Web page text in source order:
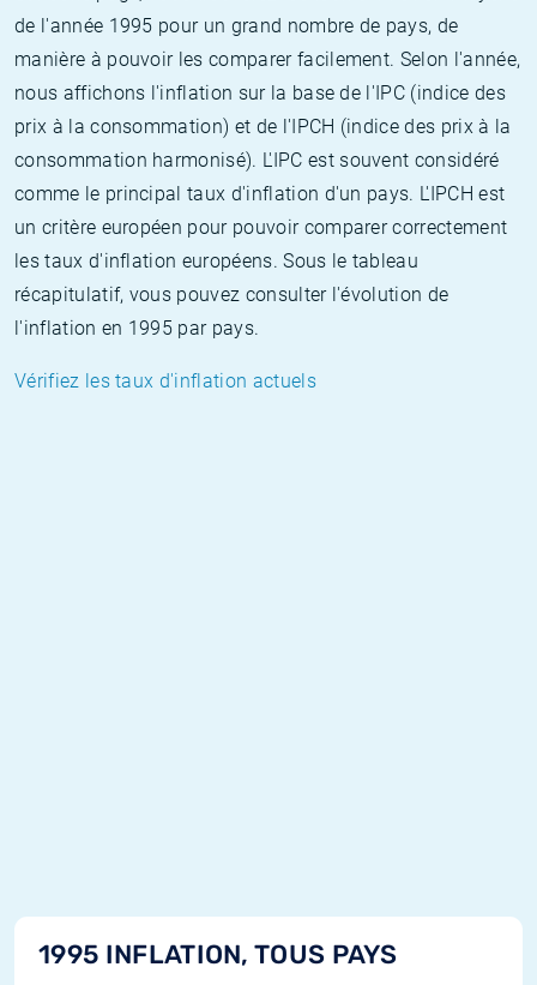
de l'année 1995 pour un grand nombre de pays, de
manière à pouvoir les comparer facilement. Selon l'année,
nous affichons l'inflation sur la base de l'IPC (indice des
prix à la consommation) et de l'IPCH (indice des prix à la
consommation harmonisé). L'IPC est souvent considéré
comme le principal taux d'inflation d'un pays. L'IPCH est
un critère européen pour pouvoir comparer correctement
les taux d'inflation européens. Sous le tableau
récapitulatif, vous pouvez consulter l'évolution de
l'inflation en 1995 par pays.
Vérifiez les taux d'inflation actuels
1995 INFLATION, TOUS PAYS